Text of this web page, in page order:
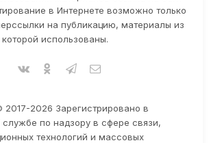
в Интернете возможно только
на публикацию, материалы из
которой использованы.
2026 Зарегистрировано в
по надзору в сфере связи,
технологий и массовых